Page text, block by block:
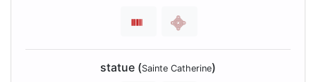
statue (Sainte Catherine)